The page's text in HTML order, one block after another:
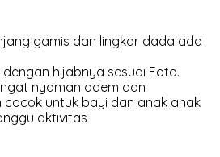
gamis dan lingkar dada ada
hijabnya sesuai Foto.
nyaman adem dan
cocok untuk bayi dan anak anak
aktivitas